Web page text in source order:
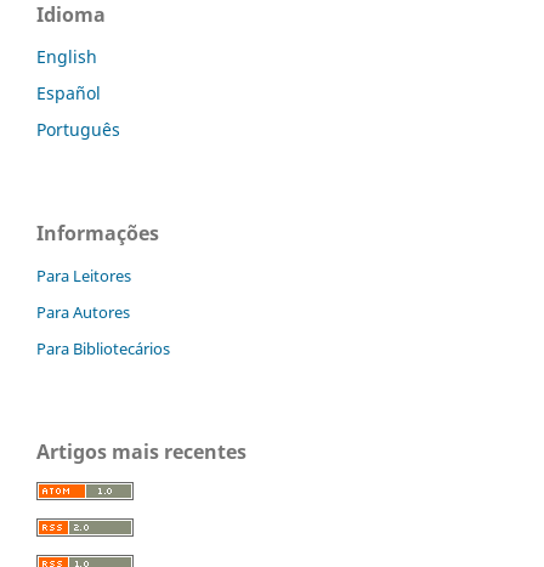
Idioma
English
Español
Português
Informações
Para Leitores
Para Autores
Para Bibliotecários
Artigos mais recentes